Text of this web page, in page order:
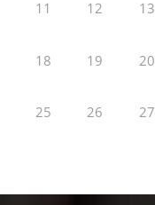
11 12 13
18 19 20
25 26 27